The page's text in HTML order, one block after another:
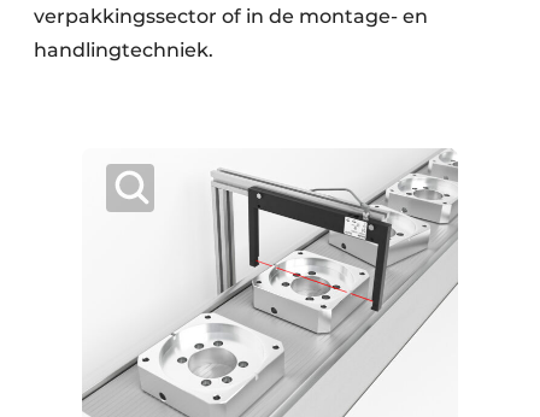
verpakkingssector of in de montage- en
handlingtechniek.